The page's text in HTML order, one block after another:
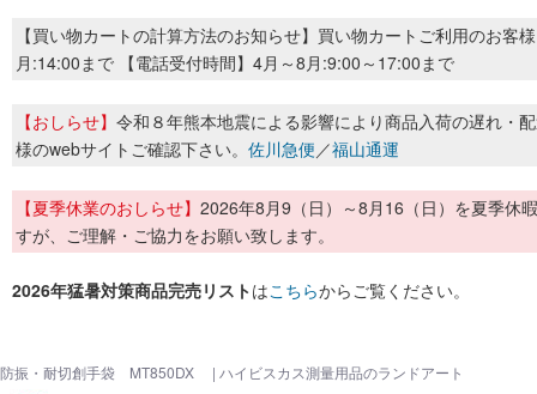
【買い物カートの計算方法のお知らせ】買い物カートご利用のお客
月:14:00まで 【電話受付時間】4月～8月:9:00～17:00まで
【おしらせ】 令和８年熊本地震による影響により商品入荷の遅れ・
様のwebサイトご確認下さい。 佐川急便／福山通運
【夏季休業のおしらせ】 2026年8月9（日）～8月16（日）を夏季休
すが、ご理解・ご協力をお願い致します。
2026年猛暑対策商品完売リストはこちらからご覧ください。
防振・耐切創手袋 MT850DX | ハイビスカス測量用品のランドアート